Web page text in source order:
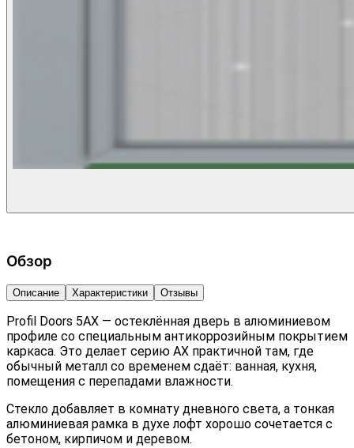
Обзор
Описание Характеристики Отзывы
Profil Doors 5AX — остеклённая дверь в алюминиевом
профиле со специальным антикоррозийным покрытием
каркаса. Это делает серию AX практичной там, где
обычный металл со временем сдаёт: ванная, кухня,
помещения с перепадами влажности.
Стекло добавляет в комнату дневного света, а тонкая
алюминиевая рамка в духе лофт хорошо сочетается с
бетоном, кирпичом и деревом.